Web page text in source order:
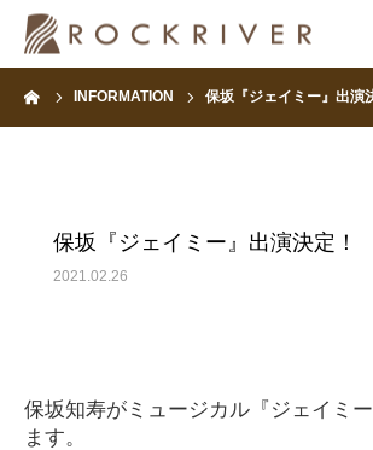
INFORMATION 保坂『ジェイミー』出演
保坂『ジェイミー』出演決定！
2021.02.26
保坂知寿がミュージカル『ジェイミ
ます。
HOME
ARTIST